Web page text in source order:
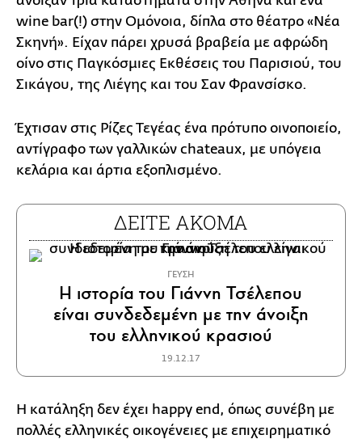
wine bar(!) στην Ομόνοια, δίπλα στο θέατρο «Νέα
Σκηνή». Είχαν πάρει χρυσά βραβεία με αφρώδη
οίνο στις Παγκόσμιες Εκθέσεις του Παρισιού, του
Σικάγου, της Λιέγης και του Σαν Φρανσίσκο.
Έχτισαν στις Ρίζες Τεγέας ένα πρότυπο οινοποιείο,
αντίγραφο των γαλλικών chateaux, με υπόγεια
κελάρια και άρτια εξοπλισμένο.
ΔΕΙΤΕ ΑΚΟΜΑ
ΓΕΥΣΗ
H ιστορία του Γιάννη Τσέλεπου
είναι συνδεδεμένη με την άνοιξη
του ελληνικού κρασιού
19.12.17
Η κατάληξη δεν έχει happy end, όπως συνέβη με
πολλές ελληνικές οικογένειες με επιχειρηματικό